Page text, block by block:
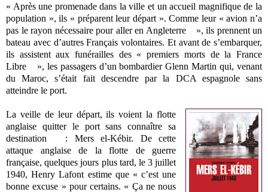
« Après une promenade dans la ville et un accueil magnifique de la
population », ils « préparent leur départ ». Comme leur « avion n’a
pas le rayon nécessaire pour aller en Angleterre », ils prennent un
bateau avec d’autres Français volontaires. Et avant de s’embarquer,
ils assistent aux funérailles des « premiers morts de la France
Libre », les passagers d’un bombardier Glenn Martin qui, venant
du Maroc, s’était fait descendre par la DCA espagnole sans
atteindre le port.
La veille de leur départ, ils voient la flotte
anglaise quitter le port sans connaître sa
destination : Mers el-Kébir. De cette
attaque anglaise de la flotte de guerre
française, quelques jours plus tard, le 3 juillet
1940, Henry Lafont estime que « c’est une
bonne excuse » pour certains. « Ça ne nous